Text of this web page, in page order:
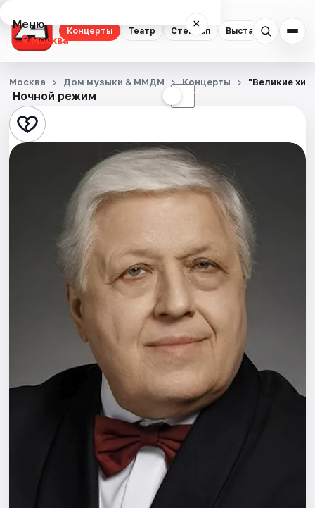
Концерты Театр Стендап Выставки
Меню ×
Москва
Концерты
Театр
Стендап
Экскурсии
Площадки
Ночной режим ☾
Москва Дом музыки & ММДМ Концерты "Великие